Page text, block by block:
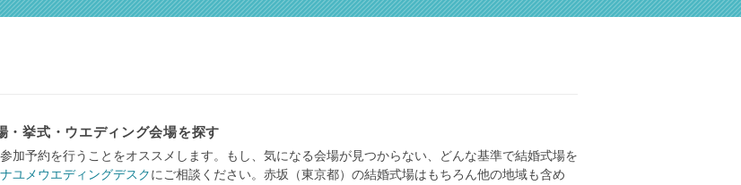
・挙式・ウエディング会場を探す
加予約を行うことをオススメします。もし、気になる会場が見つからない、どんな基準で結婚式場を
ユメウエディングデスクにご相談ください。赤坂（東京都）の結婚式場はもちろん他の地域も含め